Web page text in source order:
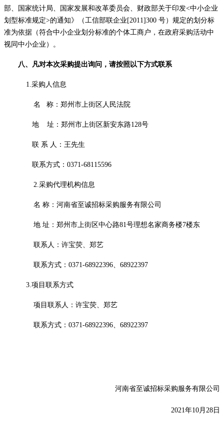
部、国家统计局、国家发展和改革委员会、财政部关于印发<中小企业
划型标准规定>的通知》（工信部联企业[2011]300 号）规定的划分标
准为依据（符合中小企业划分标准的个体工商户，在政府采购活动中
视同中小企业）。
八、凡对本次采购提出询问，请按照以下方式联系
1.采购人信息
名 称： 郑州市上街区人民法院
地 址：郑州市上街区新安东路128号
联 系 人： 王先生
联系方式： 0371-68115596
2.采购代理机构信息
名 称： 河南省至诚招标采购服务有限公司
地 址： 郑州市上街区中心路81号理想名家商务楼7楼东
联系人：许宝荧、郑艺
联系方式： 0371-68922396、68922397
3.项目联系方式
项目联系人：许宝荧、郑艺
联系方式： 0371-68922396、68922397
河南省至诚招标采购服务有限公司
2021年10月 28 日